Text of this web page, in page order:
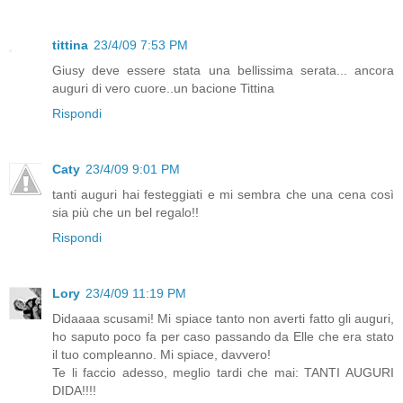
tittina 23/4/09 7:53 PM
Giusy deve essere stata una bellissima serata... ancora
auguri di vero cuore..un bacione Tittina
Rispondi
Caty 23/4/09 9:01 PM
tanti auguri hai festeggiati e mi sembra che una cena così
sia più che un bel regalo!!
Rispondi
Lory 23/4/09 11:19 PM
Didaaaa scusami! Mi spiace tanto non averti fatto gli auguri,
ho saputo poco fa per caso passando da Elle che era stato
il tuo compleanno. Mi spiace, davvero!
Te li faccio adesso, meglio tardi che mai: TANTI AUGURI
DIDA!!!!